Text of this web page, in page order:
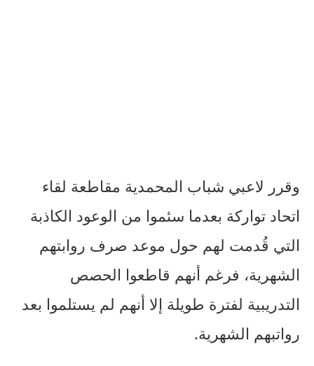
وقرر لاعبي شباب المحمدية مقاطعة لقاء
اتحاد تواركة بعدما سئموا من الوعود الكاذبة
التي قُدمت لهم حول موعد صرف روابتهم
الشهرية، فرغم أنهم قاطعوا الحصص
التدريبية لفترة طويلة إلا أنهم لم يستلموا بعد
رواتبهم الشهرية.